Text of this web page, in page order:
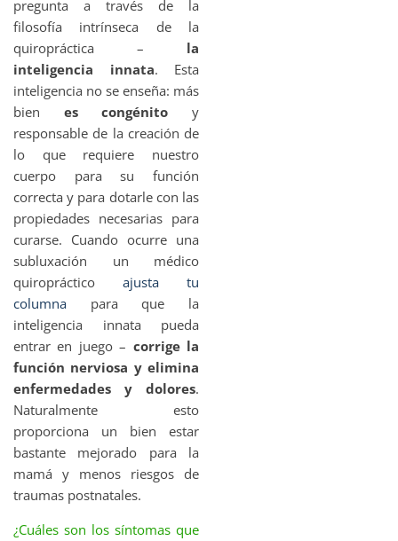
pregunta a través de la
filosofía intrínseca de la
quiropráctica – la
inteligencia innata. Esta
inteligencia no se enseña: más
bien es congénito y
responsable de la creación de
lo que requiere nuestro
cuerpo para su función
correcta y para dotarle con las
propiedades necesarias para
curarse. Cuando ocurre una
subluxación un médico
quiropráctico ajusta tu
columna para que la
inteligencia innata pueda
entrar en juego – corrige la
función nerviosa y elimina
enfermedades y dolores.
Naturalmente esto
proporciona un bien estar
bastante mejorado para la
mamá y menos riesgos de
traumas postnatales.
¿Cuáles son los síntomas que